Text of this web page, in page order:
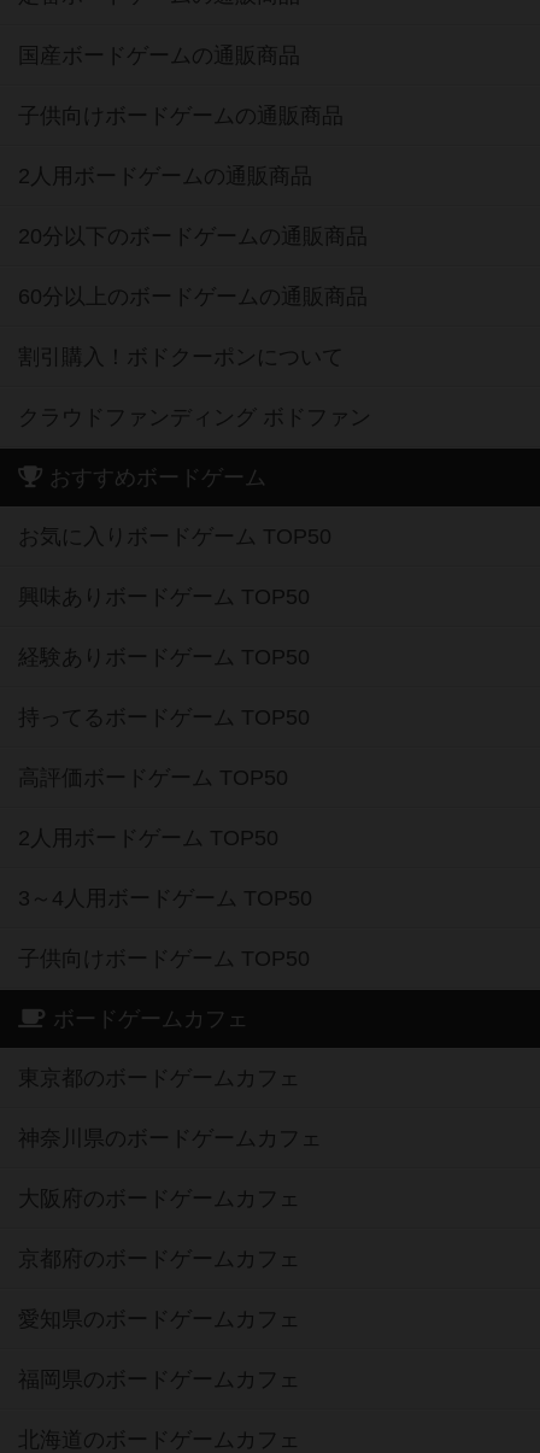
国産ボードゲームの通販商品
子供向けボードゲームの通販商品
2人用ボードゲームの通販商品
20分以下のボードゲームの通販商品
60分以上のボードゲームの通販商品
割引購入！ボドクーポンについて
クラウドファンディング ボドファン
おすすめボードゲーム
お気に入りボードゲーム TOP50
興味ありボードゲーム TOP50
経験ありボードゲーム TOP50
持ってるボードゲーム TOP50
高評価ボードゲーム TOP50
2人用ボードゲーム TOP50
3～4人用ボードゲーム TOP50
子供向けボードゲーム TOP50
ボードゲームカフェ
東京都のボードゲームカフェ
神奈川県のボードゲームカフェ
大阪府のボードゲームカフェ
京都府のボードゲームカフェ
愛知県のボードゲームカフェ
福岡県のボードゲームカフェ
北海道のボードゲームカフェ